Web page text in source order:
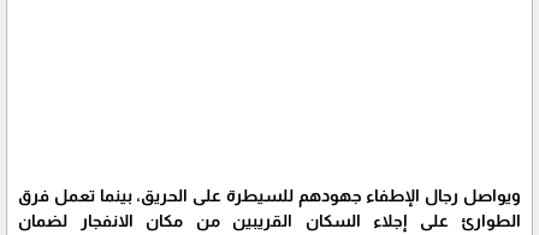
ويواصل رجال الإطفاء جهودهم للسيطرة على الحريق، بينما تعمل فرق
الطوارئ على إجلاء السكان القريبين من مكان الانفجار لضمان